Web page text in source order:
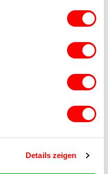
Details zeigen